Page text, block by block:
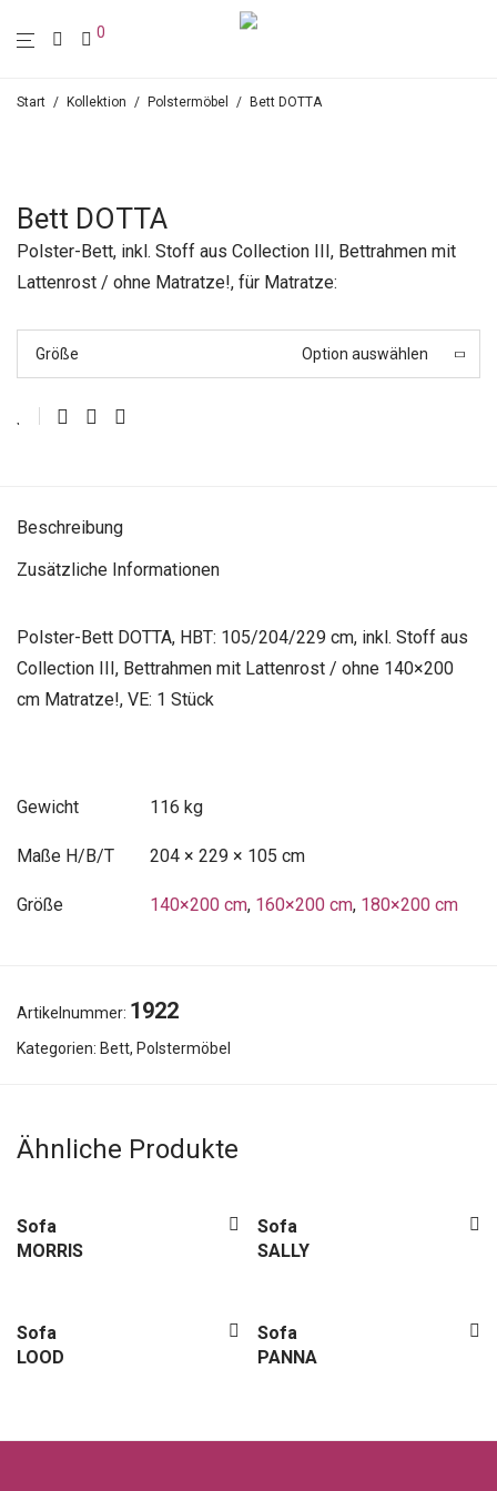
0
Start / Kollektion / Polstermöbel / Bett DOTTA
Bett DOTTA
Polster-Bett, inkl. Stoff aus Collection III, Bettrahmen mit
Lattenrost / ohne Matratze!, für Matratze:
Größe Option auswählen
Beschreibung
Zusätzliche Informationen
Polster-Bett DOTTA, HBT: 105/204/229 cm, inkl. Stoff aus
Collection III, Bettrahmen mit Lattenrost / ohne 140×200
cm Matratze!, VE: 1 Stück
Gewicht 116 kg
Maße 204 × 229 × 105 cm
Größe 140×200 cm, 160×200 cm, 180×200 cm
Artikelnummer: 1922
Kategorien: Bett, Polstermöbel
Ähnliche Produkte
Sofa
MORRIS
Sofa
SALLY
Sofa
LOOD
Sofa
PANNA